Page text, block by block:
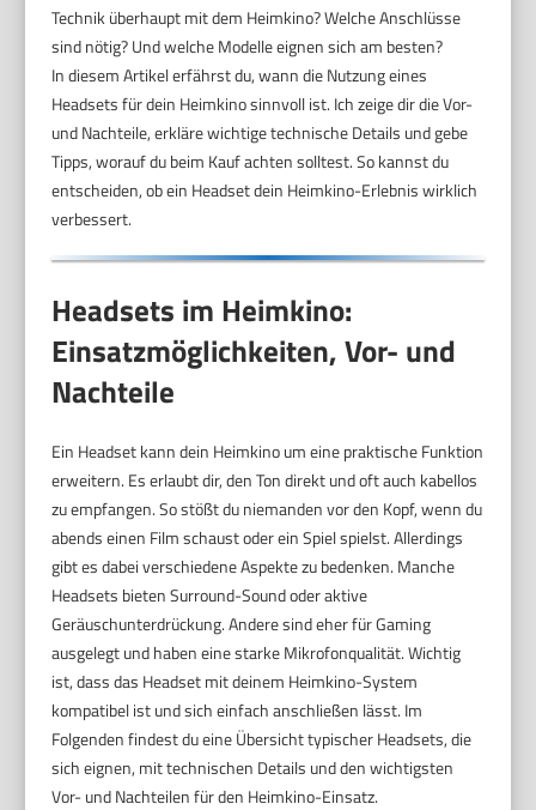
Technik überhaupt mit dem Heimkino? Welche Anschlüsse
sind nötig? Und welche Modelle eignen sich am besten?
In diesem Artikel erfährst du, wann die Nutzung eines
Headsets für dein Heimkino sinnvoll ist. Ich zeige dir die Vor-
und Nachteile, erkläre wichtige technische Details und gebe
Tipps, worauf du beim Kauf achten solltest. So kannst du
entscheiden, ob ein Headset dein Heimkino-Erlebnis wirklich
verbessert.
Headsets im Heimkino:
Einsatzmöglichkeiten, Vor- und
Nachteile
Ein Headset kann dein Heimkino um eine praktische Funktion
erweitern. Es erlaubt dir, den Ton direkt und oft auch kabellos
zu empfangen. So stößt du niemanden vor den Kopf, wenn du
abends einen Film schaust oder ein Spiel spielst. Allerdings
gibt es dabei verschiedene Aspekte zu bedenken. Manche
Headsets bieten Surround-Sound oder aktive
Geräuschunterdrückung. Andere sind eher für Gaming
ausgelegt und haben eine starke Mikrofonqualität. Wichtig
ist, dass das Headset mit deinem Heimkino-System
kompatibel ist und sich einfach anschließen lässt. Im
Folgenden findest du eine Übersicht typischer Headsets, die
sich eignen, mit technischen Details und den wichtigsten
Vor- und Nachteilen für den Heimkino-Einsatz.